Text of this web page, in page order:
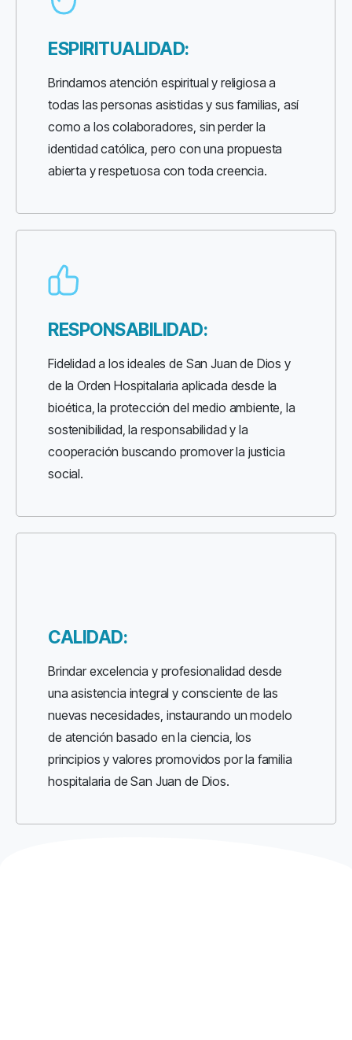
ESPIRITUALIDAD:
Brindamos atención espiritual y religiosa a
todas las personas asistidas y sus familias, así
como a los colaboradores, sin perder la
identidad católica, pero con una propuesta
abierta y respetuosa con toda creencia.
RESPONSABILIDAD:
Fidelidad a los ideales de San Juan de Dios y
de la Orden Hospitalaria aplicada desde la
bioética, la protección del medio ambiente, la
sostenibilidad, la responsabilidad y la
cooperación buscando promover la justicia
social.
CALIDAD:
Brindar excelencia y profesionalidad desde
una asistencia integral y consciente de las
nuevas necesidades, instaurando un modelo
de atención basado en la ciencia, los
principios y valores promovidos por la familia
hospitalaria de San Juan de Dios.